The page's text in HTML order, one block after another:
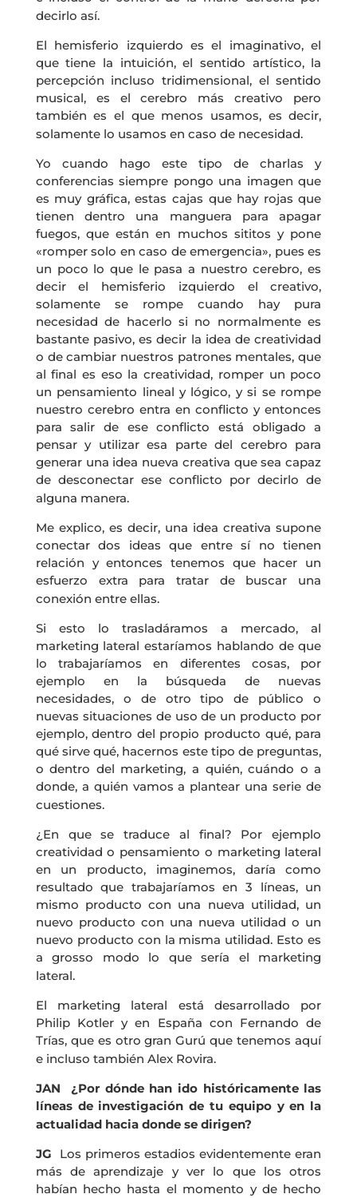
decirlo así.
El hemisferio izquierdo es el imaginativo, el
que tiene la intuición, el sentido artístico, la
percepción incluso tridimensional, el sentido
musical, es el cerebro más creativo pero
también es el que menos usamos, es decir,
solamente lo usamos en caso de necesidad.
Yo cuando hago este tipo de charlas y
conferencias siempre pongo una imagen que
es muy gráfica, estas cajas que hay rojas que
tienen dentro una manguera para apagar
fuegos, que están en muchos sititos y pone
«romper solo en caso de emergencia», pues es
un poco lo que le pasa a nuestro cerebro, es
decir el hemisferio izquierdo el creativo,
solamente se rompe cuando hay pura
necesidad de hacerlo si no normalmente es
bastante pasivo, es decir la idea de creatividad
o de cambiar nuestros patrones mentales, que
al final es eso la creatividad, romper un poco
un pensamiento lineal y lógico, y si se rompe
nuestro cerebro entra en conflicto y entonces
para salir de ese conflicto está obligado a
pensar y utilizar esa parte del cerebro para
generar una idea nueva creativa que sea capaz
de desconectar ese conflicto por decirlo de
alguna manera.
Me explico, es decir, una idea creativa supone
conectar dos ideas que entre sí no tienen
relación y entonces tenemos que hacer un
esfuerzo extra para tratar de buscar una
conexión entre ellas.
Si esto lo trasladáramos a mercado, al
marketing lateral estaríamos hablando de que
lo trabajaríamos en diferentes cosas, por
ejemplo en la búsqueda de nuevas
necesidades, o de otro tipo de público o
nuevas situaciones de uso de un producto por
ejemplo, dentro del propio producto qué, para
qué sirve qué, hacernos este tipo de preguntas,
o dentro del marketing, a quién, cuándo o a
donde, a quién vamos a plantear una serie de
cuestiones.
¿En que se traduce al final? Por ejemplo
creatividad o pensamiento o marketing lateral
en un producto, imaginemos, daría como
resultado que trabajaríamos en 3 líneas, un
mismo producto con una nueva utilidad, un
nuevo producto con una nueva utilidad o un
nuevo producto con la misma utilidad. Esto es
a grosso modo lo que sería el marketing
lateral.
El marketing lateral está desarrollado por
Philip Kotler y en España con Fernando de
Trías, que es otro gran Gurú que tenemos aquí
e incluso también Alex Rovira.
JAN ¿Por dónde han ido históricamente las
líneas de investigación de tu equipo y en la
actualidad hacia donde se dirigen?
JG Los primeros estadios evidentemente eran
más de aprendizaje y ver lo que los otros
habían hecho hasta el momento y de hecho